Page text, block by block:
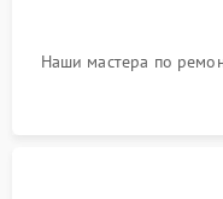
Наши мастера по